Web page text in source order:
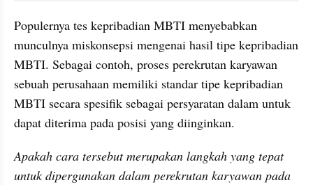
Populernya tes kepribadian MBTI menyebabkan
munculnya miskonsepsi mengenai hasil tipe kepribadian
MBTI. Sebagai contoh, proses perekrutan karyawan
sebuah perusahaan memiliki standar tipe kepribadian
MBTI secara spesifik sebagai persyaratan dalam untuk
dapat diterima pada posisi yang diinginkan.
Apakah cara tersebut merupakan langkah yang tepat
untuk dipergunakan dalam perekrutan karyawan pada